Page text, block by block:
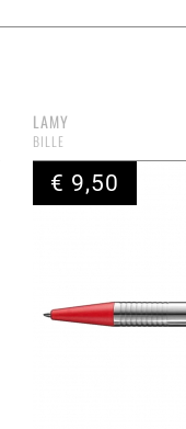
LAMY
BILLE
€ 9,50